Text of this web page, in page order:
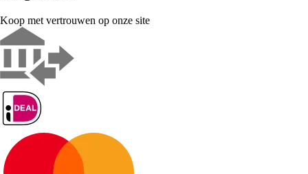
Koop met vertrouwen op onze site